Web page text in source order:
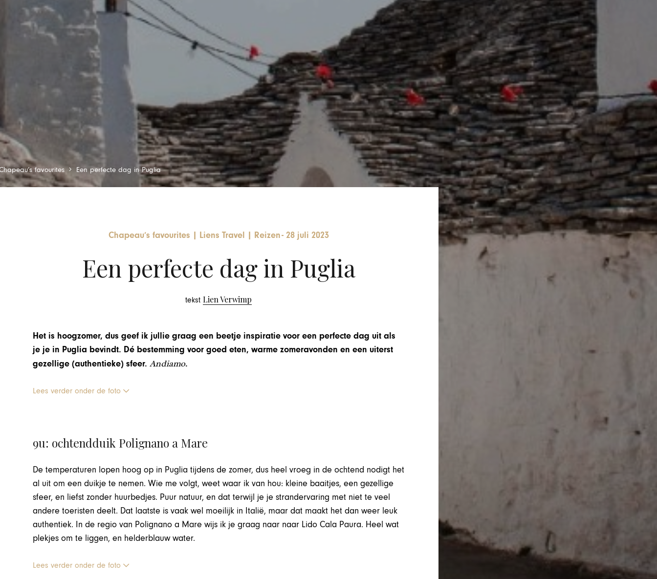
favourites Een perfecte dag in Puglia
Chapeau’s favourites | Liens Travel | Reizen- 28 juli 2023
Een perfecte dag in Puglia
tekstLien Verwimp
Het is hoogzomer, dus geef ik jullie graag een beetje inspiratie voor een perfecte dag uit als
je je in Puglia bevindt. Dé bestemming voor goed eten, warme zomeravonden en een uiterst
gezellige (authentieke) sfeer.Andiamo.
Lees verder onder de foto
9u: ochtendduik Polignano a Mare
De temperaturen lopen hoog op in Puglia tijdens de zomer, dus heel vroeg in de ochtend nodigt het
al uit om een duikje te nemen. Wie me volgt, weet waar ik van hou: kleine baaitjes, een gezellige
sfeer, en liefst zonder huurbedjes. Puur natuur, en dat terwijl je je strandervaring met niet te veel
andere toeristen deelt. Dat laatste is vaak wel moeilijk in Italië, maar dat maakt het dan weer leuk
authentiek. In de regio van Polignano a Mare wijs ik je graag naar naar Lido Cala Paura. Heel wat
plekjes om te liggen, en helderblauw water.
Lees verder onder de foto